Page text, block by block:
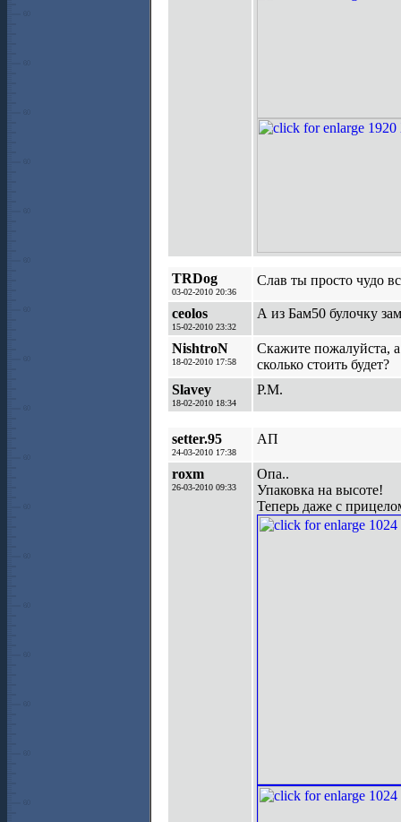
TRDog
03-02-2010 20:36
Слав ты просто чудо
ceolos
15-02-2010 23:32
А из Бам50 булочку
NishtroN
18-02-2010 17:58
Скажите пожалуйста,
сколько стоить будет?
Slavey
18-02-2010 18:34
P.M.
setter.95
24-03-2010 17:38
АП
roxm
26-03-2010 09:33
Опа..
Упаковка на высоте!
Теперь даже с